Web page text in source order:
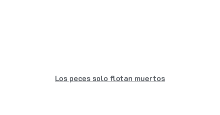
Los peces solo flotan muertos